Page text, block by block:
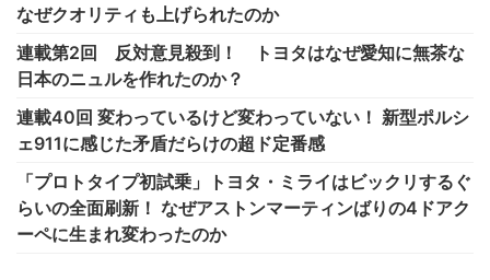
なぜクオリティも上げられたのか
連載第2回 反対意見殺到！ トヨタはなぜ愛知に無茶な
日本のニュルを作れたのか？
連載40回 変わっているけど変わっていない！ 新型ポルシ
ェ911に感じた矛盾だらけの超ド定番感
「プロトタイプ初試乗」トヨタ・ミライはビックリするぐ
らいの全面刷新！ なぜアストンマーティンばりの4ドアク
ーペに生まれ変わったのか